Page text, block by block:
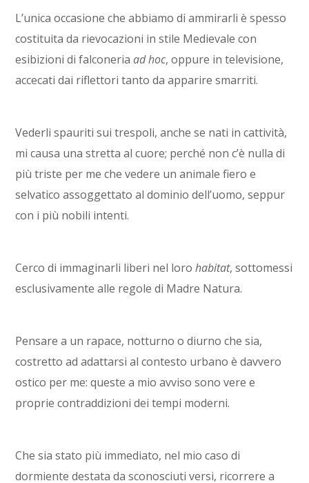
L’unica occasione che abbiamo di ammirarli è spesso
costituita da rievocazioni in stile Medievale con
esibizioni di falconeriaad hoc, oppure in televisione,
accecati dai riflettori tanto da apparire smarriti.
Vederli spauriti sui trespoli, anche se nati in cattività,
mi causa una stretta al cuore; perché non c’è nulla di
più triste per me che vedere un animale fiero e
selvatico assoggettato al dominio dell’uomo, seppur
con i più nobili intenti.
Cerco di immaginarli liberi nel lorohabitat, sottomessi
esclusivamente alle regole di Madre Natura.
Pensare a un rapace, notturno o diurno che sia,
costretto ad adattarsi al contesto urbano è davvero
ostico per me: queste a mio avviso sono vere e
proprie contraddizioni dei tempi moderni.
Che sia stato più immediato, nel mio caso di
dormiente destata da sconosciuti versi, ricorrere a